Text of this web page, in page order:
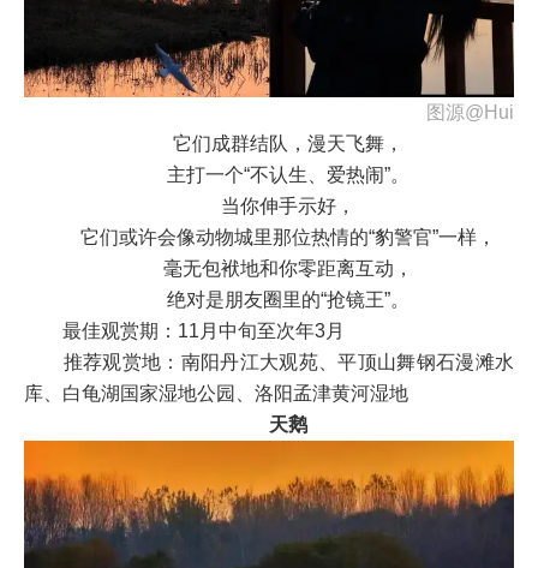
图源@Hui
它们成群结队，漫天飞舞，
主打一个“不认生、爱热闹”。
当你伸手示好，
它们或许会像动物城里那位热情的“豹警官”一样，
毫无包袱地和你零距离互动，
绝对是朋友圈里的“抢镜王”。
最佳观赏期：11月中旬至次年3月
推荐观赏地：南阳丹江大观苑、平顶山舞钢石漫滩水
库、白龟湖国家湿地公园、洛阳孟津黄河湿地
天鹅